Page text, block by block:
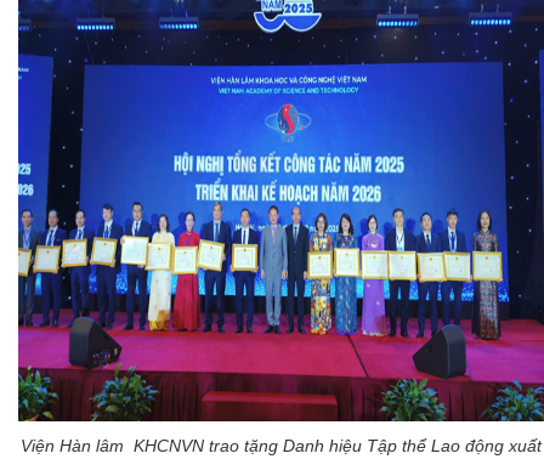
Viện Hàn lâm KHCNVN trao tặng Danh hiệu Tập thể Lao động xuất